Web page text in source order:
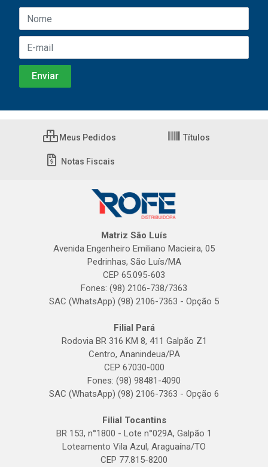
Meus Pedidos Títulos
Notas Fiscais
Matriz São Luís
Avenida Engenheiro Emiliano Macieira, 05
Pedrinhas, São Luís/MA
CEP 65.095-603
Fones: (98) 2106-738/7363
SAC (WhatsApp) (98) 2106-7363 - Opção 5
Filial Pará
Rodovia BR 316 KM 8, 411 Galpão Z1
Centro, Ananindeua/PA
CEP 67030-000
Fones: (98) 98481-4090
SAC (WhatsApp) (98) 2106-7363 - Opção 6
Filial Tocantins
BR 153, n°1800 - Lote n°029A, Galpão 1
Loteamento Vila Azul, Araguaína/TO
CEP 77.815-8200